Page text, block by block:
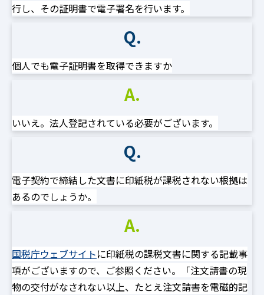
行し、その証明書で電子署名を行います。
Q.
個人でも電子証明書を取得できますか
A.
いいえ。法人登記されている必要がございます。
Q.
電子契約で締結した文書に印紙税が課税されない根拠は
あるのでしょうか。
A.
国税庁ウェブサイトに印紙税の課税文書に関する記載事
項がございますので、ご参照ください。「注文請書の現
物の交付がなされない以上、たとえ注文請書を電磁的記